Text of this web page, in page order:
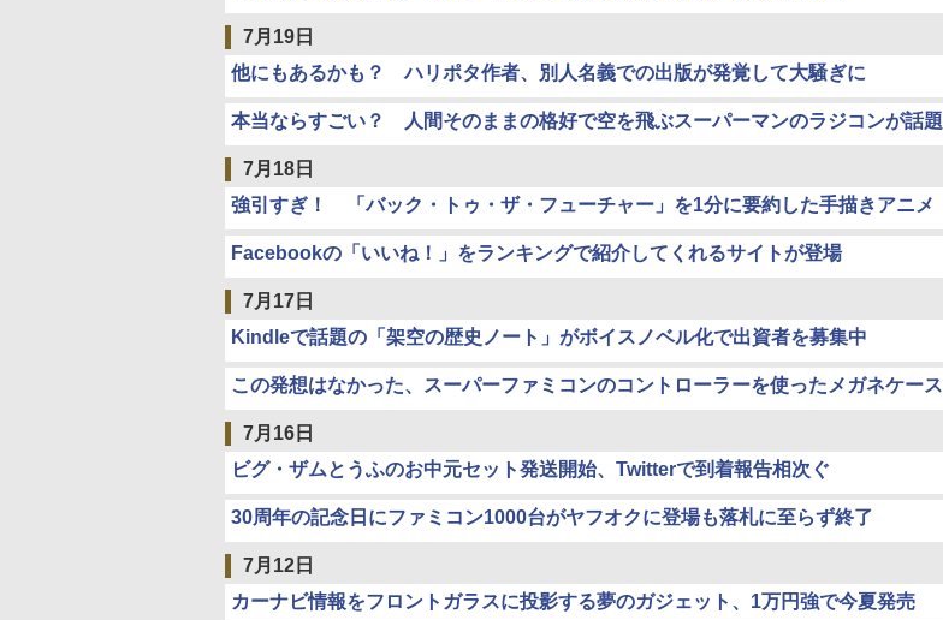
7月19日
他にもあるかも？ ハリポタ作者、別人名義での出版が発覚して大騒ぎに
本当ならすごい？ 人間そのままの格好で空を飛ぶスーパーマンのラジコンが話題
7月18日
強引すぎ！ 「バック・トゥ・ザ・フューチャー」を1分に要約した手描きアニメ
Facebookの「いいね！」をランキングで紹介してくれるサイトが登場
7月17日
Kindleで話題の「架空の歴史ノート」がボイスノベル化で出資者を募集中
この発想はなかった、スーパーファミコンのコントローラーを使ったメガネケース
7月16日
ビグ・ザムとうふのお中元セット発送開始、Twitterで到着報告相次ぐ
30周年の記念日にファミコン1000台がヤフオクに登場も落札に至らず終了
7月12日
カーナビ情報をフロントガラスに投影する夢のガジェット、1万円強で今夏発売